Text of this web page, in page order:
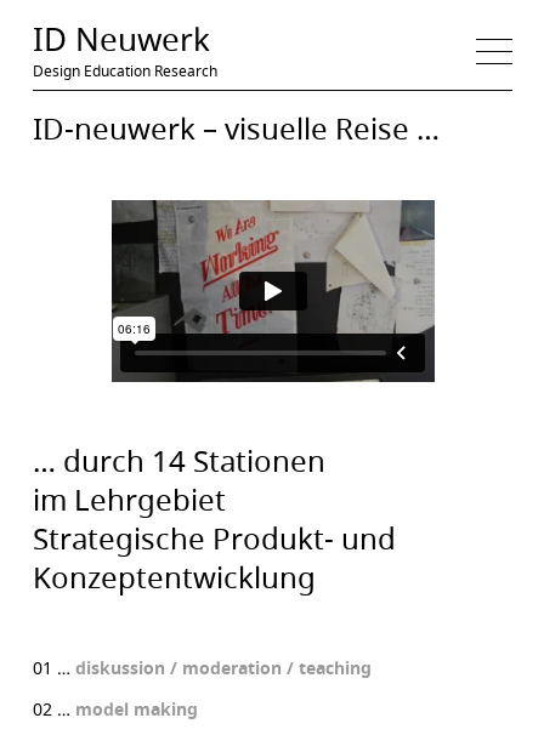
ID Neuwerk
Design Education Research
ID-neuwerk – visuelle Reise …
… durch 14 Stationen
im Lehrgebiet
Strategische Produkt- und
Konzeptentwicklung
01 … diskussion / moderation / teaching
02 … model making